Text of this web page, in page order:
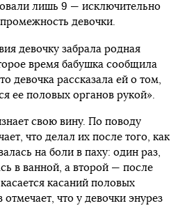
лишь 9 — исключительно
девочки.
девочку забрала родная
время бабушка сообщила
девочка рассказала ей о том,
ее половых органов рукой».
свою вину. По поводу
что делал их после того, как
на боли в паху: один раз,
в ванной, а второй — после
касаний половых
что у девочки энурез